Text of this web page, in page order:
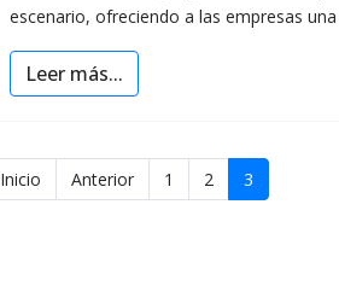
escenario, ofreciendo a las empresas
Leer más...
Inicio Anterior 1 2 3